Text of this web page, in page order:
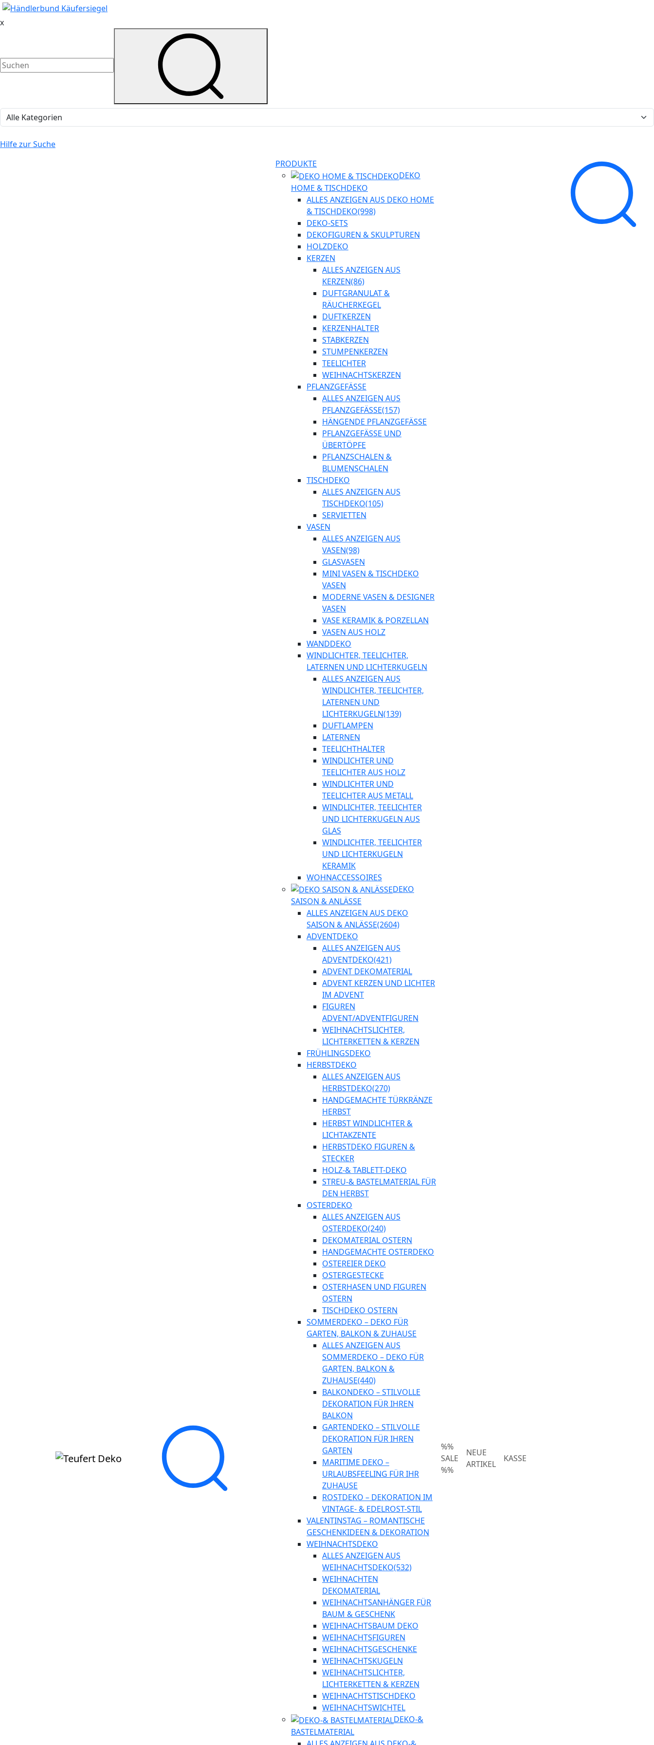
x
Hilfe zur Suche
PRODUKTE
DEKO
HOME & TISCHDEKO
ALLES ANZEIGEN AUS DEKO HOME
& TISCHDEKO(998)
DEKO-SETS
DEKOFIGUREN & SKULPTUREN
HOLZDEKO
KERZEN
ALLES ANZEIGEN AUS
KERZEN(86)
DUFTGRANULAT &
RÄUCHERKEGEL
DUFTKERZEN
KERZENHALTER
STABKERZEN
STUMPENKERZEN
TEELICHTER
WEIHNACHTSKERZEN
PFLANZGEFÄSSE
ALLES ANZEIGEN AUS
PFLANZGEFÄSSE (157)
HÄNGENDE PFLANZGEFÄSSE
PFLANZGEFÄSSE UND Ü
BERTÖPFE
PFLANZSCHALEN &
BLUMENSCHALEN
TISCHDEKO
ALLES ANZEIGEN AUS
TISCHDEKO(105)
SERVIETTEN
VASEN
ALLES ANZEIGEN AUS
VASEN(98)
GLASVASEN
MINI VASEN & TISCHDEKO
VASEN
MODERNE VASEN & DESIGNER
VASEN
VASE KERAMIK & PORZELLAN
VASEN AUS HOLZ
WANDDEKO
WINDLICHTER, TEELICHTER,
LATERNEN UND LICHTERKUGELN
ALLES ANZEIGEN AUS
WINDLICHTER, TEELICHTER,
LATERNEN UND
LICHTERKUGELN(139)
DUFTLAMPEN
LATERNEN
TEELICHTHALTER
WINDLICHTER UND
TEELICHTER AUS HOLZ
WINDLICHTER UND
TEELICHTER AUS METALL
WINDLICHTER, TEELICHTER
UND LICHTERKUGELN AUS
GLAS
WINDLICHTER, TEELICHTER
UND LICHTERKUGELN
KERAMIK
WOHNACCESSOIRES
DEKO
SAISON & ANLÄSSE
ALLES ANZEIGEN AUS DEKO
SAISON & ANLÄSSE(2604)
ADVENTDEKO
ALLES ANZEIGEN AUS
ADVENTDEKO(421)
ADVENT DEKOMATERIAL
ADVENT KERZEN UND LICHTER
IM ADVENT
FIGUREN
ADVENT/ADVENTFIGUREN
WEIHNACHTSLICHTER,
LICHTERKETTEN & KERZEN
FRÜHLINGSDEKO
HERBSTDEKO
ALLES ANZEIGEN AUS
HERBSTDEKO(270)
HANDGEMACHTE TÜRKRÄNZE
HERBST
HERBST WINDLICHTER &
LICHTAKZENTE
HERBSTDEKO FIGUREN &
STECKER
HOLZ-& TABLETT-DEKO
STREU-& BASTELMATERIAL FÜR
DEN HERBST
OSTERDEKO
ALLES ANZEIGEN AUS
OSTERDEKO(240)
DEKOMATERIAL OSTERN
HANDGEMACHTE OSTERDEKO
OSTEREIER DEKO
OSTERGESTECKE
OSTERHASEN UND FIGUREN
OSTERN
TISCHDEKO OSTERN
SOMMERDEKO – DEKO FÜR
GARTEN, BALKON & ZUHAUSE
ALLES ANZEIGEN AUS
SOMMERDEKO – DEKO FÜR
GARTEN, BALKON &
ZUHAUSE(440)
BALKONDEKO – STILVOLLE
DEKORATION FÜR IHREN
BALKON
GARTENDEKO – STILVOLLE
DEKORATION FÜR IHREN
GARTEN
MARITIME DEKO –
URLAUBSFEELING FÜR IHR
ZUHAUSE
ROSTDEKO – DEKORATION IM
VINTAGE- & EDELROST-STIL
VALENTINSTAG – ROMANTISCHE
GESCHENKIDEEN & DEKORATION
WEIHNACHTSDEKO
ALLES ANZEIGEN AUS
WEIHNACHTSDEKO(532)
WEIHNACHTEN
DEKOMATERIAL
WEIHNACHTSANHÄNGER FÜR
BAUM & GESCHENK
WEIHNACHTSBAUM DEKO
WEIHNACHTSFIGUREN
WEIHNACHTSGESCHENKE
WEIHNACHTSKUGELN
WEIHNACHTSLICHTER,
LICHTERKETTEN & KERZEN
WEIHNACHTSTISCHDEKO
WEIHNACHTSWICHTEL
DEKO-&
BASTELMATERIAL
%%
SALE
%%
NEUE
ARTIKEL
KASSE